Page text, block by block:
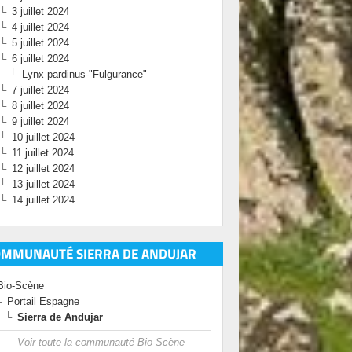
3 juillet 2024
4 juillet 2024
5 juillet 2024
6 juillet 2024
Lynx pardinus-"Fulgurance"
7 juillet 2024
8 juillet 2024
9 juillet 2024
10 juillet 2024
11 juillet 2024
12 juillet 2024
13 juillet 2024
14 juillet 2024
SIERRA DE ANDUJAR
Scène
Portail Espagne
Sierra de Andujar
Voir toute la communauté Bio-Scène